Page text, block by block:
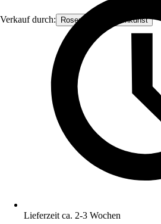
Verkauf durch: Rosenbogen-Gartenkunst
Lieferzeit ca. 2-3 Wochen